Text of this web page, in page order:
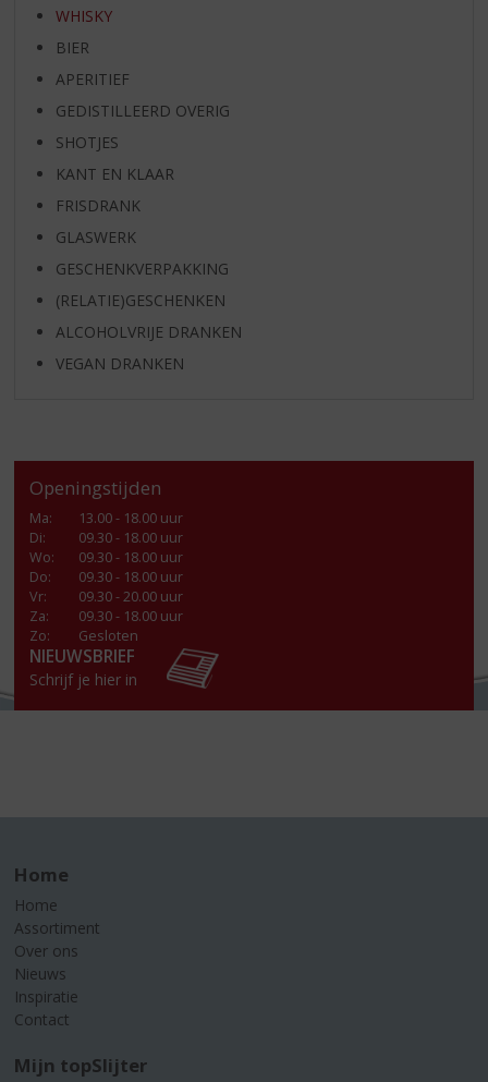
WHISKY
BIER
APERITIEF
GEDISTILLEERD OVERIG
SHOTJES
KANT EN KLAAR
FRISDRANK
GLASWERK
GESCHENKVERPAKKING
(RELATIE)GESCHENKEN
ALCOHOLVRIJE DRANKEN
VEGAN DRANKEN
Openingstijden
Ma:
13.00 - 18.00 uur
Di:
09.30 - 18.00 uur
Wo:
09.30 - 18.00 uur
Do:
09.30 - 18.00 uur
Vr:
09.30 - 20.00 uur
Za:
09.30 - 18.00 uur
Zo:
Gesloten
NIEUWSBRIEF
Schrijf je hier in
Home
Home
Assortiment
Over ons
Nieuws
Inspiratie
Contact
Mijn topSlijter